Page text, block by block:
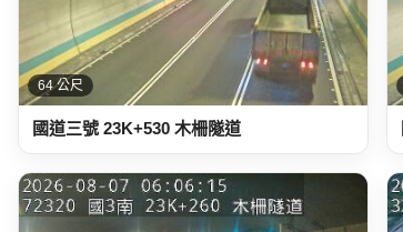
64 公尺
國道三號 23K+530 木柵隧道